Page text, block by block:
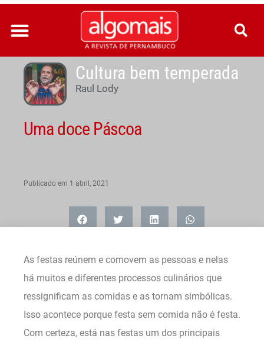
Ir
para
conteúdo
Cultura bem temperada
Raul Lody
Uma doce Páscoa
Publicado em 1 abril, 2021
As festas reúnem e comovem as pessoas e nelas
há muitos e diferentes processos culinários que
ressignificam as comidas e as tornam simbólicas.
Isso acontece porque festa sem comida não é festa.
Com certeza, está nas festas um dos principais